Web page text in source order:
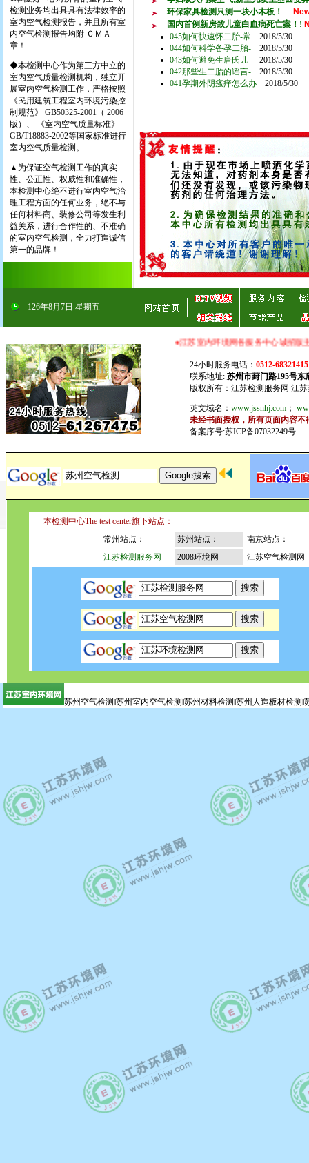
检测业务均出具具有法律效率的
室内空气检测报告，并且所有室
内空气检测报告均附 ＣＭＡ
章！
◆本检测中心作为第三方中立的
室内空气质量检测机构，独立开
展室内空气检测工作，严格按照
《民用建筑工程室内环境污染控
制规范》 GB50325-2001（ 2006
版）、 《室内空气质量标准》
GB/T18883-2002等国家标准进行
室内空气质量检测。
▲为保证空气检测工作的真实
性、公正性、权威性和准确性，
本检测中心绝不进行室内空气治
理工程方面的任何业务，绝不与
任何材料商、装修公司等发生利
益关系，进行合作性的、不准确
的室内空气检测，全力打造诚信
第一的品牌！
环保家具检测只测一块小木板！
国内首例新房致儿童白血病死亡案！!
045如何快速怀二胎-常
2018/5/30
044如何科学备孕二胎- 2018/5/30
043如何避免生唐氏儿- 2018/5/30
042那些生二胎的谣言- 2018/5/30
041孕期外阴瘙痒怎么办 2018/5/30
126年8月7日 星期五
●江苏室内环境网各服务中心诚招版主，并提供
24小时服务电话：0512-68321415
联系地址:苏州市葑门路195号东
版权所有：江苏检测服务网 江
英文域名：www.jssnhj.com ；
未经书面授权，所有页面内容
备案序号:苏ICP备07032249号
本检测中心The test center旗下站点：
常州站点：
苏州站点：
南京站点：
江苏检测服务网
2008环境网 江苏空气检测网
苏州空气检测‖苏州室内空气检测‖苏州材料检测‖苏州人造板材检测